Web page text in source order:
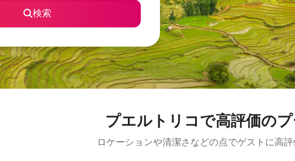
検索
プエルトリコで高評価の
ロケーションや清潔さなどの点でゲストに高